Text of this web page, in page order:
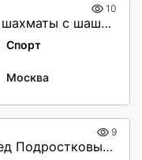
10
Продам: шахматы с шашками и доской.Гадальные карты новые
Спорт
Москва
9
Велосипед Подростковый Deige 20"